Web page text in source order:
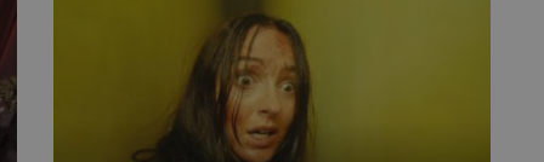
cookies επιτρέπουν βασικές λειτουργίες του ιστότοπου, όπως τη σύνδεση χρήστη και τη
χρησιμοποιηθεί σωστά χωρίς τα απολύτως απαραίτητα cookies.
συνεδρία Χρησιμοποιήθηκε για σύνδεση